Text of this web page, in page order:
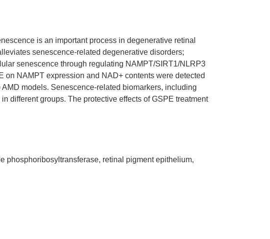
is an important process in degenerative retinal
senescence-related degenerative disorders;
senescence through regulating NAMPT/SIRT1/NLRP3
on NAMPT expression and NAD+ contents were detected
models. Senescence-related biomarkers, including
different groups. The protective effects of GSPE treatment
phosphoribosyltransferase, retinal pigment epithelium,